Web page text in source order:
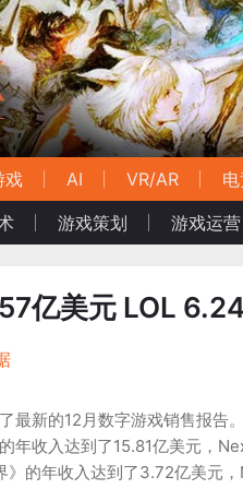
戏 AI VR/AR
游戏策划 游戏运营
亿美元 LOL
最新的12月数字游戏销售报告
年收入达到了15.81亿美元，
》的年收入达到了3.72亿美元